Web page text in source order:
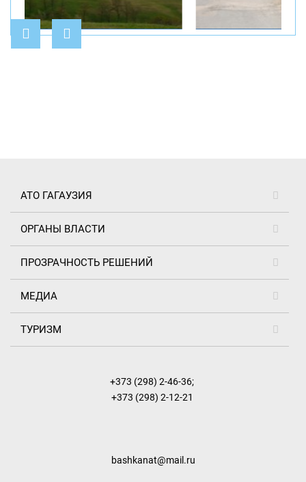
АТО ГАГАУЗИЯ
ОРГАНЫ ВЛАСТИ
ПРОЗРАЧНОСТЬ РЕШЕНИЙ
МЕДИА
ТУРИЗМ
+373 (298) 2-46-36;
+373 (298) 2-12-21
bashkanat@mail.ru